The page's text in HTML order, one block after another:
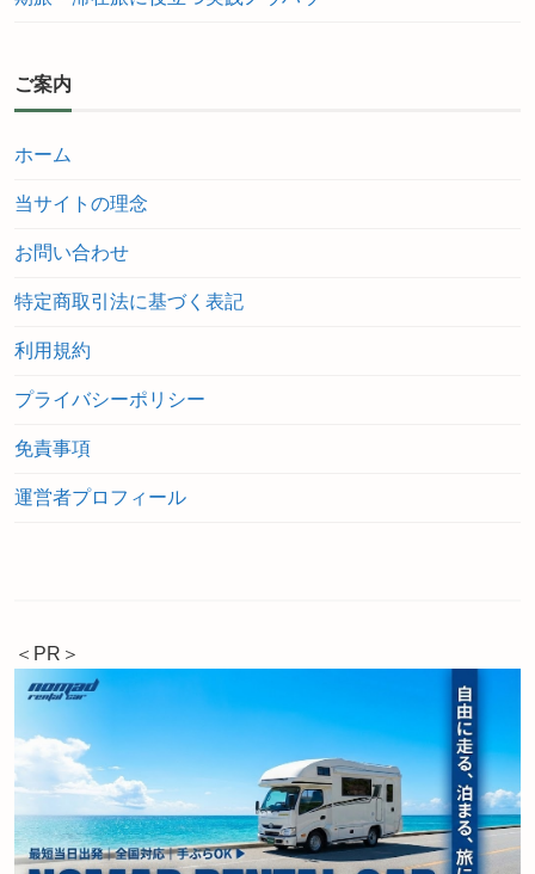
ご案内
ホーム
当サイトの理念
お問い合わせ
特定商取引法に基づく表記
利用規約
プライバシーポリシー
免責事項
運営者プロフィール
＜PR＞